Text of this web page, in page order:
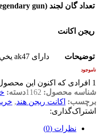
تعداد گان لجند (Legendary gun)
ریجن اکانت
توضیحات دارای ak47 يخي و DL Q33,Holidays
ناموجود
1 افرادی که اکنون این
شناسه محصول: 1162دسته:
برچسب: اکانت ریجن هند,
اشتراک‌گذاری:
نظرات (0)